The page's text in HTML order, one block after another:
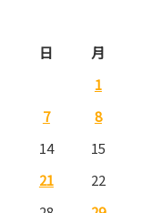
日
月
1
7
8
14
15
21
22